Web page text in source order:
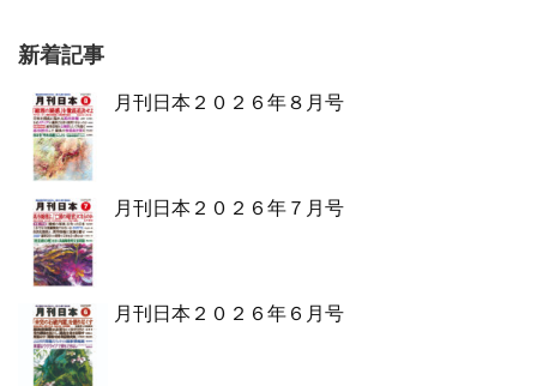
新着記事
月刊日本２０２６年８月号
月刊日本２０２６年７月号
月刊日本２０２６年６月号